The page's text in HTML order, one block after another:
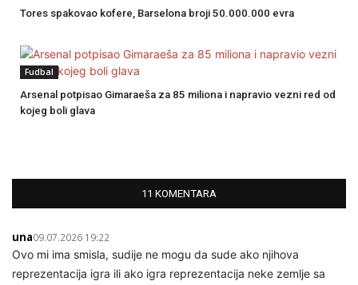
Tores spakovao kofere, Barselona broji 50.000.000 evra
Fudbal
Arsenal potpisao Gimaraeša za 85 miliona i napravio vezni red od
kojeg boli glava
11 KOMENTARA
una09.07.2026 19:22
Ovo mi ima smisla, sudije ne mogu da sude ako njihova
reprezentacija igra ili ako igra reprezentacija neke zemlje sa